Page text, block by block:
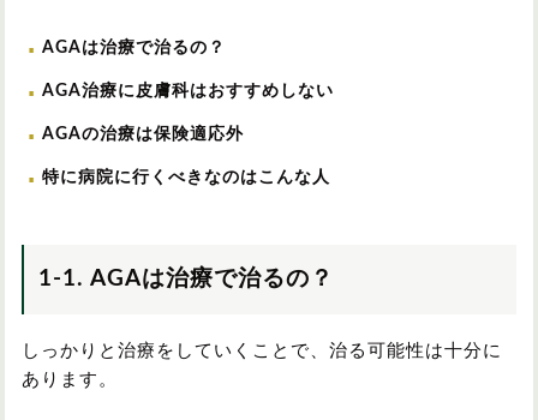
AGAは治療で治るの？
AGA治療に皮膚科はおすすめしない
AGAの治療は保険適応外
特に病院に行くべきなのはこんな人
1-1. AGAは治療で治るの？
しっかりと治療をしていくことで、治る可能性は十分に
あります。